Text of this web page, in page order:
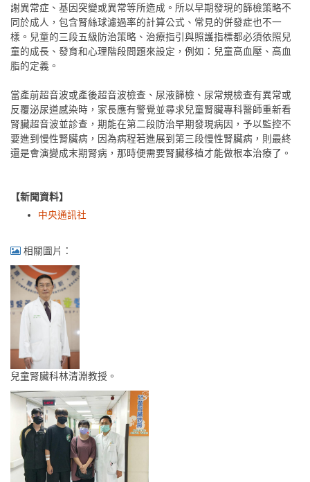
謝異常症、基因突變或異常等所造成。所以早期發現的篩檢策略不
同於成人，包含腎絲球濾過率的計算公式、常見的併發症也不一
樣。兒童的三段五級防治策略、治療指引與照護指標都必須依照兒
童的成長、發育和心理階段問題來設定，例如：兒童高血壓、高血
脂的定義。
當產前超音波或產後超音波檢查、尿液篩檢、尿常規檢查有異常或
反覆泌尿道感染時，家長應有警覺並尋求兒童腎臟專科醫師重新看
腎臟超音波並診查，期能在第二段防治早期發現病因，予以監控不
要進到慢性腎臟病，因為病程若進展到第三段慢性腎臟病，則最終
還是會演變成末期腎病，那時便需要腎臟移植才能做根本治療了。
【新聞資料】
中央通訊社
相關圖片：
兒童腎臟科林清淵教授。